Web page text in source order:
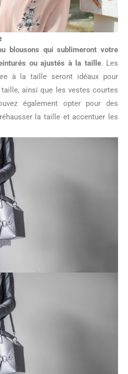
blousons qui sublimeront votre
ou ajustés à la taille. Les
à la taille seront idéaux pour
ainsi que les vestes courtes
également opter pour des
la taille et accentuer les